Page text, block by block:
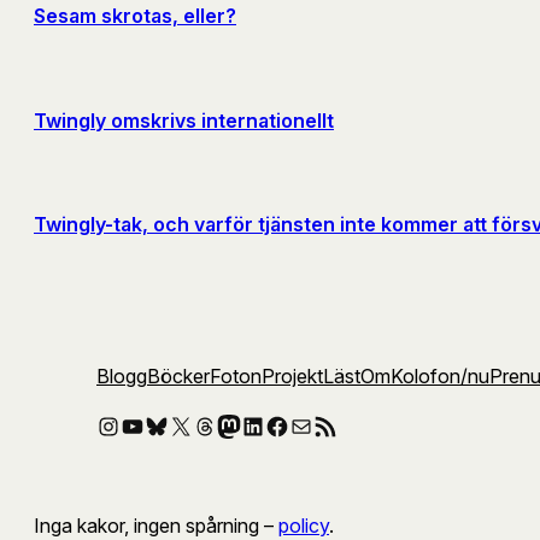
Sesam skrotas, eller?
Twingly omskrivs internationellt
Twingly-tak, och varför tjänsten inte kommer att
BloggBöckerFotonProjektLästOmKolofon/nu
Instagram
YouTube
Bluesky
X Threads
Mastodon
LinkedIn
Facebook
E-postRSS-flöde
Inga kakor, ingen spårning – policy.